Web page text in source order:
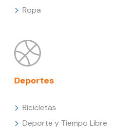
Ropa
Deportes
Bicicletas
Deporte y Tiempo Libre